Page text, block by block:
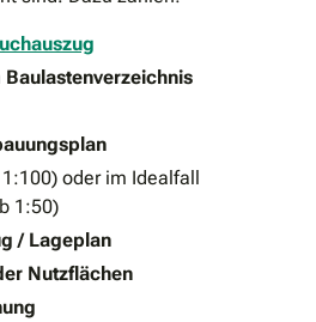
Baulastenverzeichnis
oder im Idealfall
1:50)
/ Lageplan
Nutzflächen